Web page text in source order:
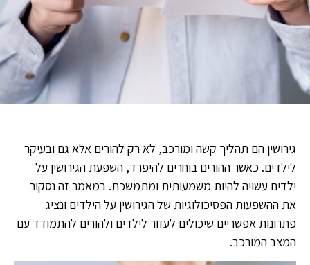
גירושין הם תהליך קשה ומורכב, לא רק להורים אלא גם ובעיקר
לילדים. כאשר ההורים בוחרים להיפרד, השפעת הגירושין על
ילדים עשויה להיות משמעותית ומתמשכת. במאמר זה נסקור
את ההשפעות הפסיכולוגיות של הגירושין על הילדים ונציג
פתרונות אפשריים שיכולים לעזור לילדים ולהורים להתמודד עם
המצב המורכב.